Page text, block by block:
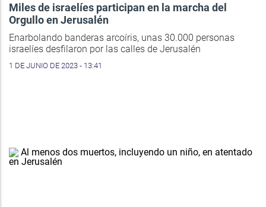
Miles de israelíes participan en la marcha del
Orgullo en Jerusalén
Enarbolando banderas arcoíris, unas 30.000 personas
israelíes desfilaron por las calles de Jerusalén
1 DE JUNIO DE 2023 - 13:41